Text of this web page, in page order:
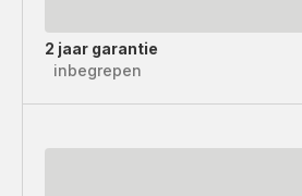
2 jaar garantie
inbegrepen